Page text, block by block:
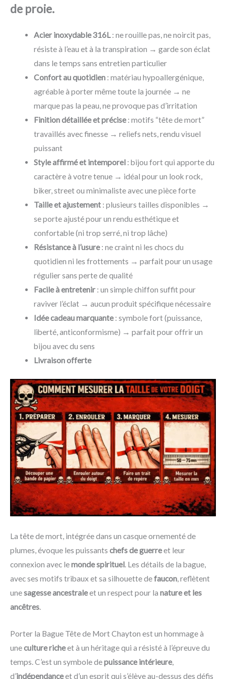
de proie.
Acier inoxydable 316L: ne rouille pas, ne noircit pas,
résiste à l’eau et à la transpiration → garde son éclat
dans le temps sans entretien particulier
Confort au quotidien: matériau hypoallergénique,
agréable à porter même toute la journée → ne
marque pas la peau, ne provoque pas d’irritation
Finition détaillée et précise: motifs “tête de mort”
travaillés avec finesse → reliefs nets, rendu visuel
puissant
Style affirmé et intemporel: bijou fort qui apporte du
caractère à votre tenue → idéal pour un look rock,
biker, street ou minimaliste avec une pièce forte
Taille et ajustement: plusieurs tailles disponibles →
se porte ajusté pour un rendu esthétique et
confortable (ni trop serré, ni trop lâche)
Résistance à l’usure: ne craint ni les chocs du
quotidien ni les frottements → parfait pour un usage
régulier sans perte de qualité
Facile à entretenir: un simple chiffon suffit pour
raviver l’éclat → aucun produit spécifique nécessaire
Idée cadeau marquante: symbole fort (puissance,
liberté, anticonformisme) → parfait pour offrir un
bijou avec du sens
Livraison offerte
La tête de mort, intégrée dans un casque ornementé de
plumes, évoque les puissants chefs de guerreet leur
connexion avec lemonde spirituel. Les détails de la bague,
avec ses motifs tribaux et sa silhouette defaucon, reflètent
unesagesse ancestraleet un respect pour la nature et les
ancêtres.
Porter la Bague Tête de Mort Chayton est un hommage à
uneculture richeet à un héritage qui a résisté à l’épreuve du
temps. C’est un symbole depuissance intérieure,
d’indépendanceet d’un esprit qui s’élève au-dessus des défis